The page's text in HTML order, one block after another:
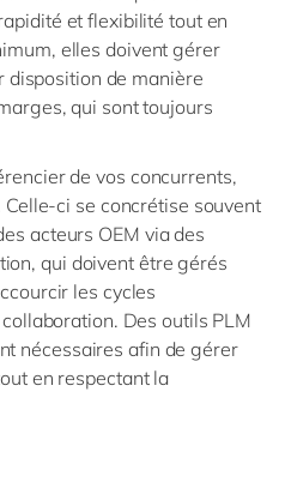
et flexibilité tout en
elles doivent gérer
disposition de manière
qui sont toujours
de vos concurrents,
Celle-ci se concrétise souvent
acteurs OEM via des
qui doivent être gérés
les cycles
Des outils PLM
nécessaires afin de gérer
en respectant la